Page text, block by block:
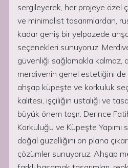
sergileyerek, her projeye özel
ve minimalist tasarımlardan,
kadar geniş bir yelpazede
seçenekleri sunuyoruz.
güvenliği sağlamakla kalmaz,
merdivenin genel estetiğini
ahşap küpeşte ve korkuluk
kalitesi, işçiliğin ustalığı ve
büyük önem taşır. Derince
Korkuluğu ve Küpeşte Yapımı
doğal güzelliğini ön plana
çözümler sunuyoruz. Ahşap